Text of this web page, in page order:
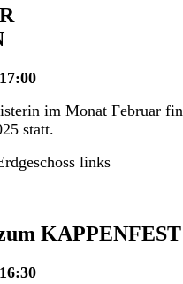
im Monat Februar
statt.
links
KAPPENFEST